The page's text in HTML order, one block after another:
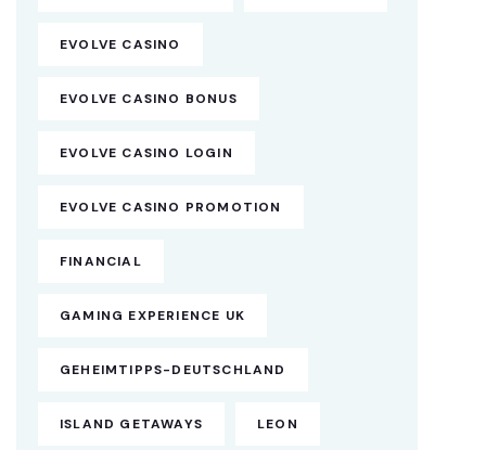
EVOLVE CASINO
EVOLVE CASINO BONUS
EVOLVE CASINO LOGIN
EVOLVE CASINO PROMOTION
FINANCIAL
GAMING EXPERIENCE UK
GEHEIMTIPPS-DEUTSCHLAND
ISLAND GETAWAYS LEON